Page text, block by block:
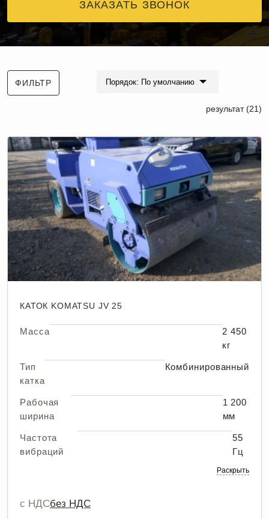
ЗАКАЗАТЬ ЗВОНОК
ФИЛЬТР Порядок: По умолчанию
результат (21)
КАТОК KOMATSU JV 25
Масса
2 450
кг
Тип
катка
Комбинированный
Рабочая
ширина
1 200
мм
Частота
вибраций
55
Гц
Раскрыть
с НДСбез НДС